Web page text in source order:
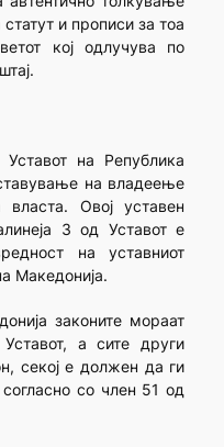
и прописи за тоа
кој одлучува по
на Република
на владеење
Овој уставен
3 од Уставот е
на уставниот
Македонија.
законите мораат
а сите други
секој е должен да ги
со член 51 од